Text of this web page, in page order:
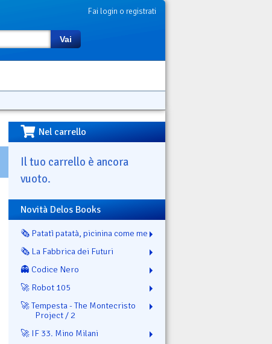
Fai login o registrati
Vai
Nel carrello
Il tuo carrello è ancora
vuoto.
Novità Delos Books
🗞️ Patatì patatà, picinina come me
🗞️ La Fabbrica dei Futuri
👻 Codice Nero
🚀 Robot 105
🚀 Tempesta - The Montecristo
Project / 2
🚀 IF 33. Mino Milani